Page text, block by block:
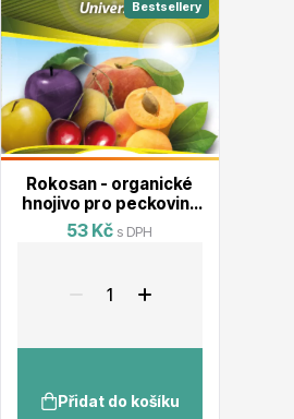
Vřesovištní rostliny
Bestsellery
Rokosan - organické
hnojivo pro peckoviny
50g
53 Kč s DPH
Přidat do košíku